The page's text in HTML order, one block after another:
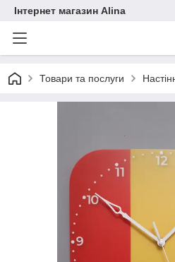
Інтернет магазин Alina
Товари та послуги